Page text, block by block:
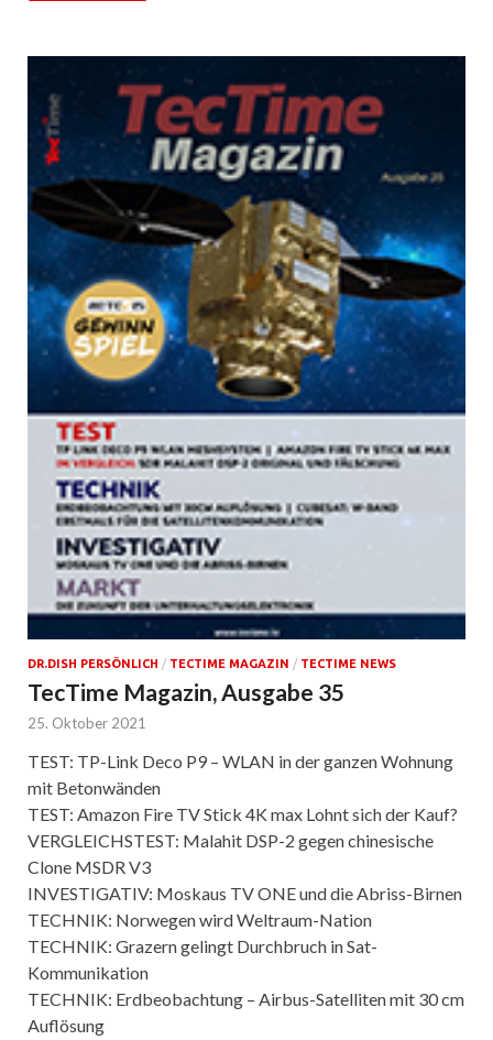
DR.DISH PERSÖNLICH / TECTIME MAGAZIN / TECTIME NEWS
TecTime Magazin, Ausgabe 35
25. Oktober 2021
TEST: TP-Link Deco P9 – WLAN in der ganzen Wohnung
mit Betonwänden
TEST: Amazon Fire TV Stick 4K max Lohnt sich der Kauf?
VERGLEICHSTEST: Malahit DSP-2 gegen chinesische
Clone MSDR V3
INVESTIGATIV: Moskaus TV ONE und die Abriss-Birnen
TECHNIK: Norwegen wird Weltraum-Nation
TECHNIK: Grazern gelingt Durchbruch in Sat-
Kommunikation
TECHNIK: Erdbeobachtung – Airbus-Satelliten mit 30 cm
Auflösung